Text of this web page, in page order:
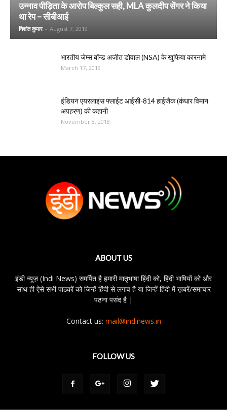
उन्नाव पीड़िता के आरोप बिल्कुल सही, MLA कुलदीप सेंगर ने किया
था रेप – सीबीआई
निशांत कुमार - August 7, 2019
भारतीय जेम्स बॉन्ड अजीत डोवाल (NSA) के खुफिया कारनामे
March 17, 2019
इंडियन एयरलाइंस फ्लाईट आईसी-814 हाईजैक (कंधार विमान
अपहरण) की कहानी
November 8, 2018
ABOUT US
इंडी न्यूज़ (Indi News) समर्पित है हमारी मातृभाषा हिंदी को, हिंदी भाषियों को और
साथ ही ऐसे सभी पाठकों को जिन्हें हिंदी से लगाव है या जिन्हें हिंदी में ख़बरें/समाचार
पढना पसंद है |
Contact us: mail@indinews.in
FOLLOW US